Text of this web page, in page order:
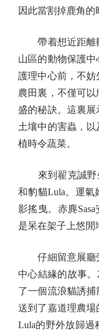
因此當割掉鹿角的
帶着想近距離
山區的動物保護
護理中心前，不
農田裏，不僅可
盛的秘訣。這裏
土壤中的害蟲，
植時令蔬菜。
來到翟克誠野生
和豹貓Lula。運氣
影搖曳。赤麂
是呆在架子上悠閒
仔細留意展廳
中心結緣的故事
了一個流浪貓誘
送到了嘉道理農場
Lula的野外放歸過